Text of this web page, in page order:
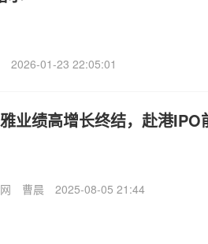
2026-01-23 22:05:01
业绩高增长终结，赴港IPO
曹晨 2025-08-05 21:44